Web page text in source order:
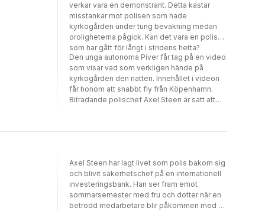
verkar vara en demonstrant. Detta kastar
misstankar mot polisen som hade
kyrkogården under tung bevakning medan
oroligheterna pågick. Kan det vara en polis
som har gått för långt i stridens hetta?
Den unga autonoma Piver får tag på en video
som visar vad som verkligen hände på
kyrkogården den natten. Innehållet i videon
får honom att snabbt fly från Köpenhamn.
Biträdande polischef Axel Steen är satt att
korridorer.Oro är den första boken i Jesper
Axel Steen har lagt livet som polis bakom sig
och blivit säkerhetschef på en internationell
investeringsbank. Han ser fram emot
sommarsemester med fru och dotter när en
betrodd medarbetare blir påkommen med att